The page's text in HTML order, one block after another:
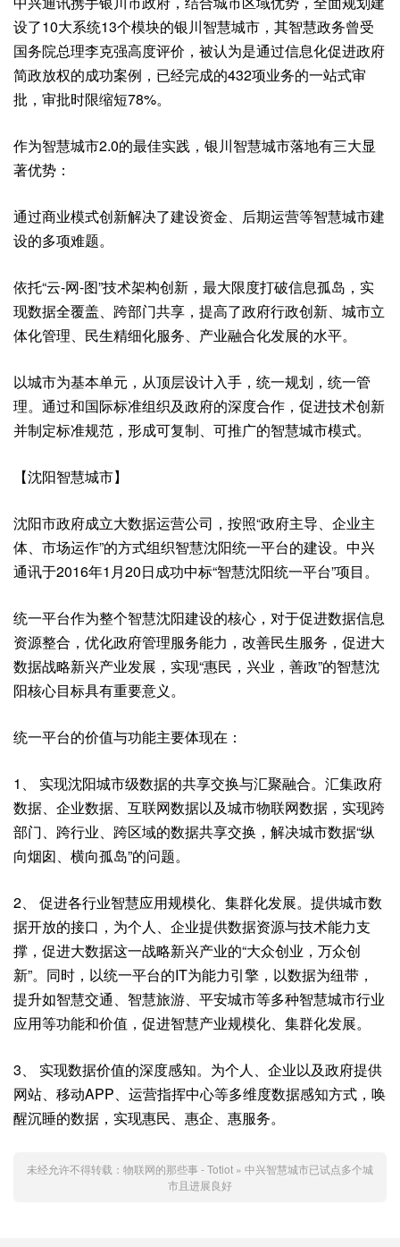
设了10大系统13个模块的银川智慧城市，其智慧政务曾受
国务院总理李克强高度评价，被认为是通过信息化促进政府
简政放权的成功案例，已经完成的432项业务的一站式审
批，审批时限缩短78%。
作为智慧城市2.0的最佳实践，银川智慧城市落地有三大显
著优势：
通过商业模式创新解决了建设资金、后期运营等智慧城市建
设的多项难题。
依托“云-网-图”技术架构创新，最大限度打破信息孤岛，实
现数据全覆盖、跨部门共享，提高了政府行政创新、城市立
体化管理、民生精细化服务、产业融合化发展的水平。
以城市为基本单元，从顶层设计入手，统一规划，统一管
理。通过和国际标准组织及政府的深度合作，促进技术创新
并制定标准规范，形成可复制、可推广的智慧城市模式。
【沈阳智慧城市】
沈阳市政府成立大数据运营公司，按照“政府主导、企业主
体、市场运作”的方式组织智慧沈阳统一平台的建设。中兴
通讯于2016年1月20日成功中标“智慧沈阳统一平台”项目。
统一平台作为整个智慧沈阳建设的核心，对于促进数据信息
资源整合，优化政府管理服务能力，改善民生服务，促进大
数据战略新兴产业发展，实现“惠民，兴业，善政”的智慧沈
阳核心目标具有重要意义。
统一平台的价值与功能主要体现在：
1、 实现沈阳城市级数据的共享交换与汇聚融合。汇集政府
数据、企业数据、互联网数据以及城市物联网数据，实现跨
部门、跨行业、跨区域的数据共享交换，解决城市数据“纵
向烟囱、横向孤岛”的问题。
2、 促进各行业智慧应用规模化、集群化发展。提供城市数
据开放的接口，为个人、企业提供数据资源与技术能力支
撑，促进大数据这一战略新兴产业的“大众创业，万众创
新”。同时，以统一平台的IT为能力引擎，以数据为纽带，
提升如智慧交通、智慧旅游、平安城市等多种智慧城市行业
应用等功能和价值，促进智慧产业规模化、集群化发展。
3、 实现数据价值的深度感知。为个人、企业以及政府提供
网站、移动APP、运营指挥中心等多维度数据感知方式，唤
醒沉睡的数据，实现惠民、惠企、惠服务。
未经允许不得转载： 物联网的那些事 - Totiot » 中兴智慧城市已试点多个城
市且进展良好